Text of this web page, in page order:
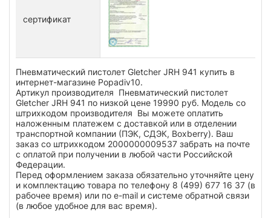
сертификат
Пневматический пистолет Gletcher JRH 941 купить в
интернет-магазине Popadiv10.
Артикул производителя Пневматический пистолет
Gletcher JRH 941 по низкой цене 19990 руб. Модель со
штрихкодом производителя Вы можете оплатить
наложенным платежем с доставкой или в отделении
транспортной компании (ПЭК, СДЭК, Boxberry). Ваш
заказ со штрихкодом 2000000009537 забрать на почте
с оплатой при получении в любой части Российской
Федерации.
Перед оформлением заказа обязательно уточняйте цену
и комплектацию товара по телефону 8 (499) 677 16 37 (в
рабочее время) или по e-mail и системе обратной связи
(в любое удобное для вас время).